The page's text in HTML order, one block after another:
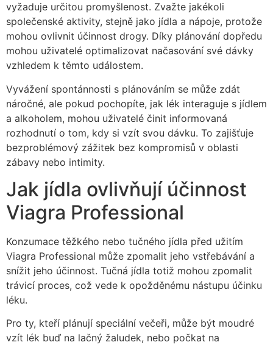
vyžaduje určitou promyšlenost. Zvažte jakékoli
společenské aktivity, stejně jako jídla a nápoje, protože
mohou ovlivnit účinnost drogy. Díky plánování dopředu
mohou uživatelé optimalizovat načasování své dávky
vzhledem k těmto událostem.
Vyvážení spontánnosti s plánováním se může zdát
náročné, ale pokud pochopíte, jak lék interaguje s jídlem
a alkoholem, mohou uživatelé činit informovaná
rozhodnutí o tom, kdy si vzít svou dávku. To zajišťuje
bezproblémový zážitek bez kompromisů v oblasti
zábavy nebo intimity.
Jak jídla ovlivňují účinnost
Viagra Professional
Konzumace těžkého nebo tučného jídla před užitím
Viagra Professional může zpomalit jeho vstřebávání a
snížit jeho účinnost. Tučná jídla totiž mohou zpomalit
trávicí proces, což vede k opožděnému nástupu účinku
léku.
Pro ty, kteří plánují speciální večeři, může být moudré
vzít lék buď na lačný žaludek, nebo počkat na